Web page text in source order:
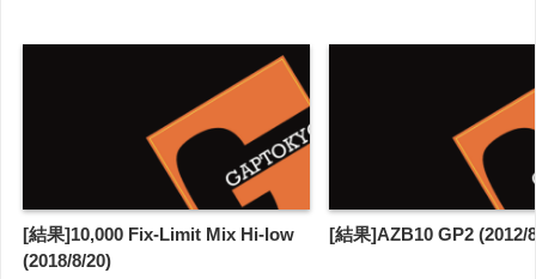
[結果]10,000 Fix-Limit Mix Hi-low
(2018/8/20)
[結果]AZB10 GP2 (2012/